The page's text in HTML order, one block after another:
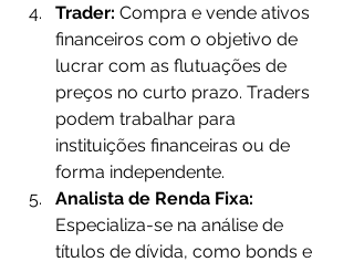
Trader: Compra e vende ativos
financeiros com o objetivo de
lucrar com as flutuações de
preços no curto prazo. Traders
podem trabalhar para
instituições financeiras ou de
forma independente.
Analista de Renda Fixa:
Especializa-se na análise de
títulos de dívida, como bonds e